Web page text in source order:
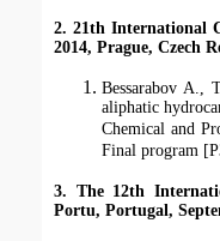
2. 21th International
2014, Prague, Czech
Bessarabov A.,
aliphatic
Chemical and
Final program
3. Тhe 12th
Portu, Portugal,